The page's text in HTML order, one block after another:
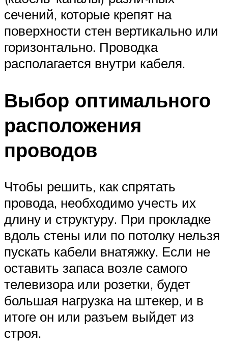
сечений, которые крепят на
поверхности стен вертикально или
горизонтально. Проводка
располагается внутри кабеля.
Выбор оптимального
расположения
проводов
Чтобы решить, как спрятать
провода, необходимо учесть их
длину и структуру. При прокладке
вдоль стены или по потолку нельзя
пускать кабели внатяжку. Если не
оставить запаса возле самого
телевизора или розетки, будет
большая нагрузка на штекер, и в
итоге он или разъем выйдет из
строя.